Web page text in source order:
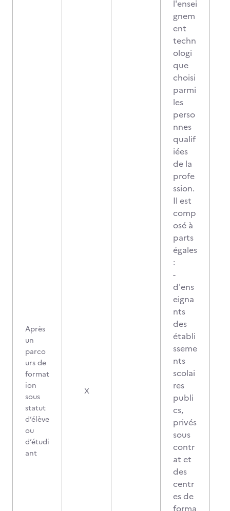
Après
un
parco
urs de
format
ion
sous
statut
d’élève
ou
d’étudi
ant
X
l'ensei
gnem
ent
techn
ologi
que
choisi
parmi
les
perso
nnes
qualif
iées
de la
profe
ssion.
Il est
comp
osé à
parts
égales
:
-
d'ens
eigna
nts
des
établi
sseme
nts
scolai
res
publi
cs,
privés
sous
contr
at et
des
centr
es de
forma